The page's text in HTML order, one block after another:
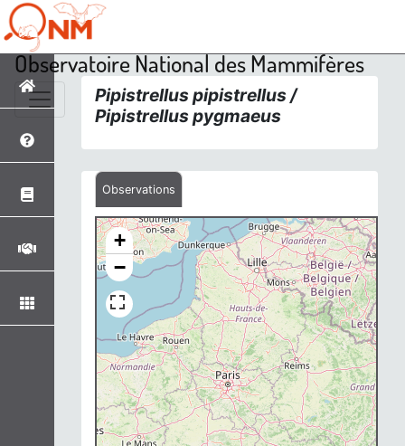
Observatoire National des Mammifères
Pipistrellus pipistrellus /
Pipistrellus pygmaeus
Observations
+
−